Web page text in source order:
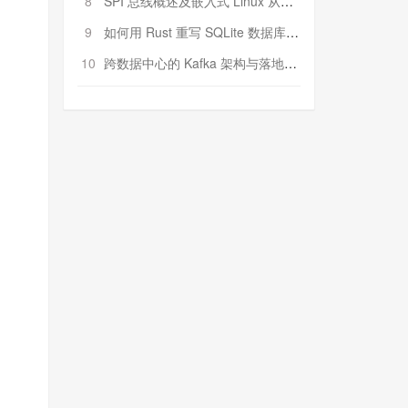
9
如何用 Rust 重写 SQLite 数据库（二）:是否有市场空间？
10 跨数据中心的 Kafka 架构与落地实战